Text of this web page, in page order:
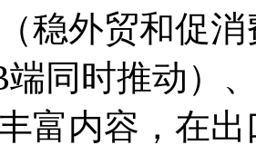
稳外贸和促
端同时推动）
富内容，在